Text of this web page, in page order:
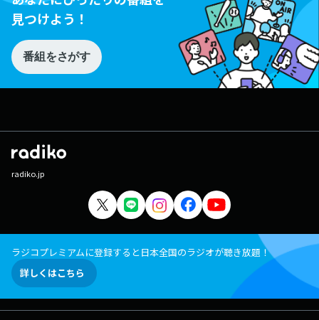
見つけよう！
番組をさがす
radiko.jp
ラジコプレミアムに登録すると日本全国のラジオが聴き放題！
詳しくはこちら